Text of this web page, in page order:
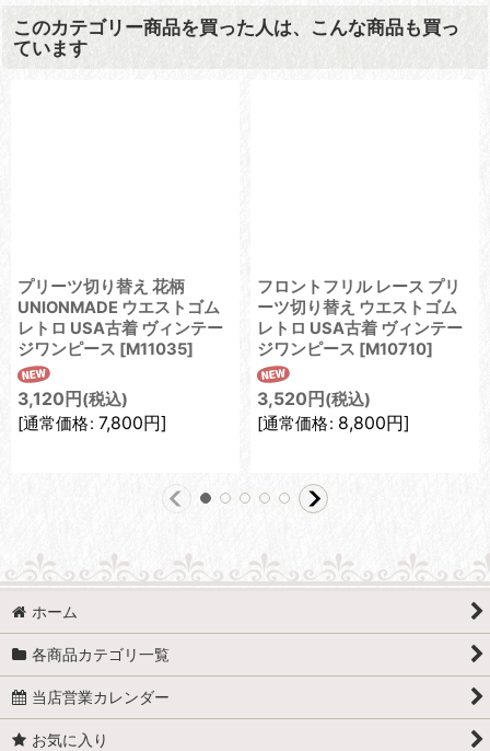
このカテゴリー商品を買った人は、こんな商品も買っ
ています
プリーツ切り替え 花柄
UNIONMADE ウエストゴム
レトロ USA古着 ヴィンテー
ジワンピース [M11035]
3,120 円 (税込)
[通常価格: 7,800円]
フロントフリル レース プリ
ーツ切り替え ウエストゴム
レトロ USA古着 ヴィンテー
ジワンピース [M10710]
3,520 円 (税込)
[通常価格: 8,800円]
ホーム
各商品カテゴリ一覧
当店営業カレンダー
お気に入り